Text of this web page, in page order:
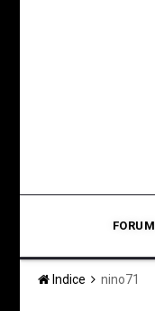
FORUM
Indice nino71